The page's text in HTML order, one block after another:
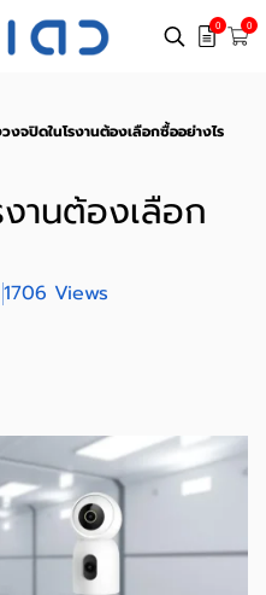
0 0
งจปิดในโรงานต้องเลือกซื้ออย่างไร
านต้องเลือก
1706 Views